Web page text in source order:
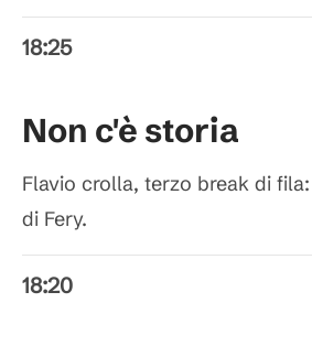
18:25
Non c'è storia
Flavio crolla, terzo break di
di Fery.
18:20